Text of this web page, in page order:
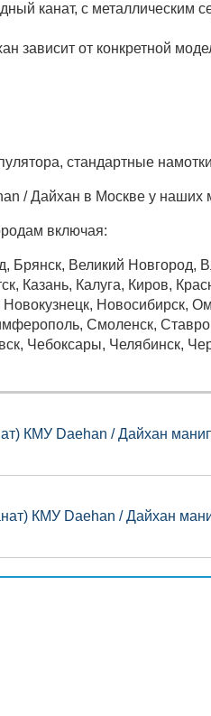
канат, с металлическим
зависит от конкретной
стандартные
/ Дайхан в Москве у наших
включая:
Брянск, Великий Новгород,
Казань, Калуга, Киров,
Новосибирск,
Смоленск,
Чебоксары, Челябинск,
КМУ Daehan / Дайхан
КМУ Daehan / Дайхан